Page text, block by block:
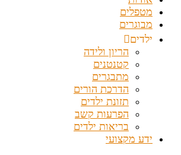
מטפלים
מבוגרים
ילדים
הריון ולידה
קטנטנים
מתבגרים
הדרכת הורים
תזונת ילדים
הפרעות קשב
בריאות ילדים
ידע מקצועי